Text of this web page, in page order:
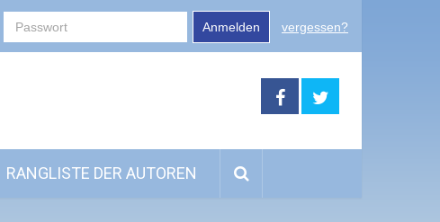
Anmelden vergessen?
RANGLISTE DER AUTOREN